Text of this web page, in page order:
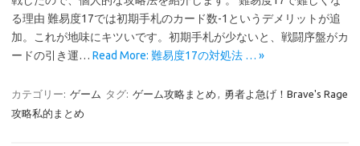
る理由 難易度17では初期手札のカード数-1というデメリットが追
加。これが地味にキツいです。初期手札が少ないと、戦闘序盤がカ
ードの引き運… Read More: 難易度17の対処法 … »
カテゴリー: ゲーム タグ: ゲーム攻略まとめ , 勇者よ急げ！Brave's Rage
攻略私的まとめ